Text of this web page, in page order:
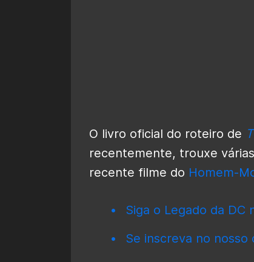
O livro oficial do roteiro de
recentemente, trouxe
recente filme do Homem-
Siga o Legado da DC
Se inscreva no nosso